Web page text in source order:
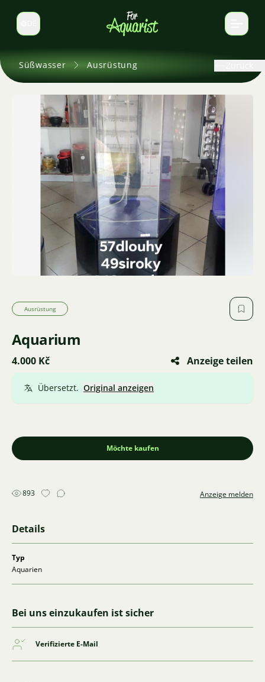
Sprache wechseln
Süßwasser Ausrüstung
Ausrüstung
Aquarium
4.000 Kč Anzeige teilen
Übersetzt. Original anzeigen
Möchte kaufen
893 Anzeige melden
Details
Typ
Aquarien
Bei uns einzukaufen ist sicher
Verifizierte E-Mail